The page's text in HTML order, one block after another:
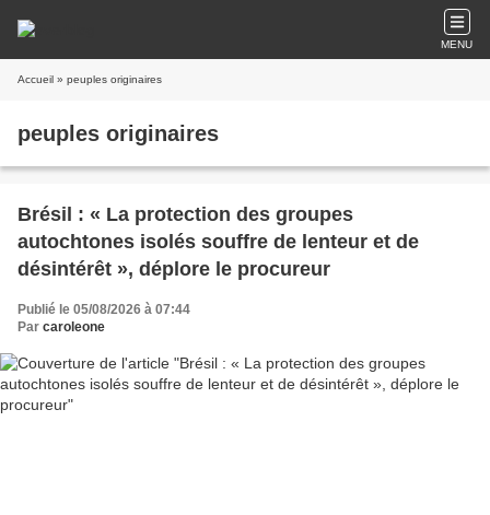
MENU
Accueil » peuples originaires
peuples originaires
Brésil : « La protection des groupes
autochtones isolés souffre de lenteur et de
désintérêt », déplore le procureur
Publié le 05/08/2026 à 07:44
Par caroleone